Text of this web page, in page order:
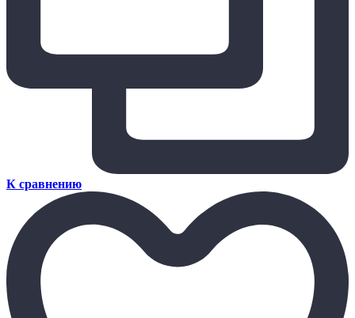
К сравнению